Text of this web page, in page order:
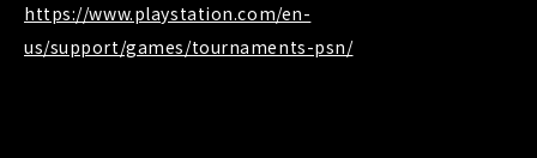
https://www.playstation.com/en-
us/support/games/tournaments-psn/